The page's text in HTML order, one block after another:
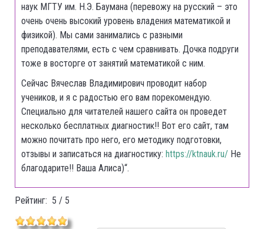
наук МГТУ им. Н.Э. Баумана (перевожу на русский – это
очень очень высокий уровень владения математикой и
физикой). Мы сами занимались с разными
преподавателями, есть с чем сравнивать. Дочка подруги
тоже в восторге от занятий математикой с ним.
Сейчас Вячеслав Владимирович проводит набор
учеников, и я с радостью его вам порекомендую.
Специально для читателей нашего сайта он проведет
несколько бесплатных диагностик!! Вот его сайт, там
можно почитать про него, его методику подготовки,
отзывы и записаться на диагностику: https://ktnauk.ru/ Не
благодарите!! Ваша Алиса)“.
Рейтинг: 5 / 5